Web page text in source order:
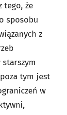
tego, że
sposobu
z
tym jest
w